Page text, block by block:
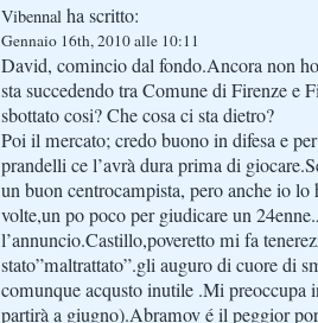
Vibennal ha scritto:
Gennaio 16th, 2010 alle 10:11
David, comincio dal fondo.Ancora non
sta succedendo tra Comune di Firenze e
sbottato cosi? Che cosa ci sta dietro?
Poi il mercato; credo buono in difesa e
prandelli ce l’avrà dura prima di
un buon centrocampista, pero anche io
volte,un po poco per giudicare un
l’annuncio.Castillo,poveretto mi fa
stato”maltrattato”.gli auguro di cuore di
comunque acqusto inutile .Mi preoccupa
partirà a giugno).Abramov é il peggior